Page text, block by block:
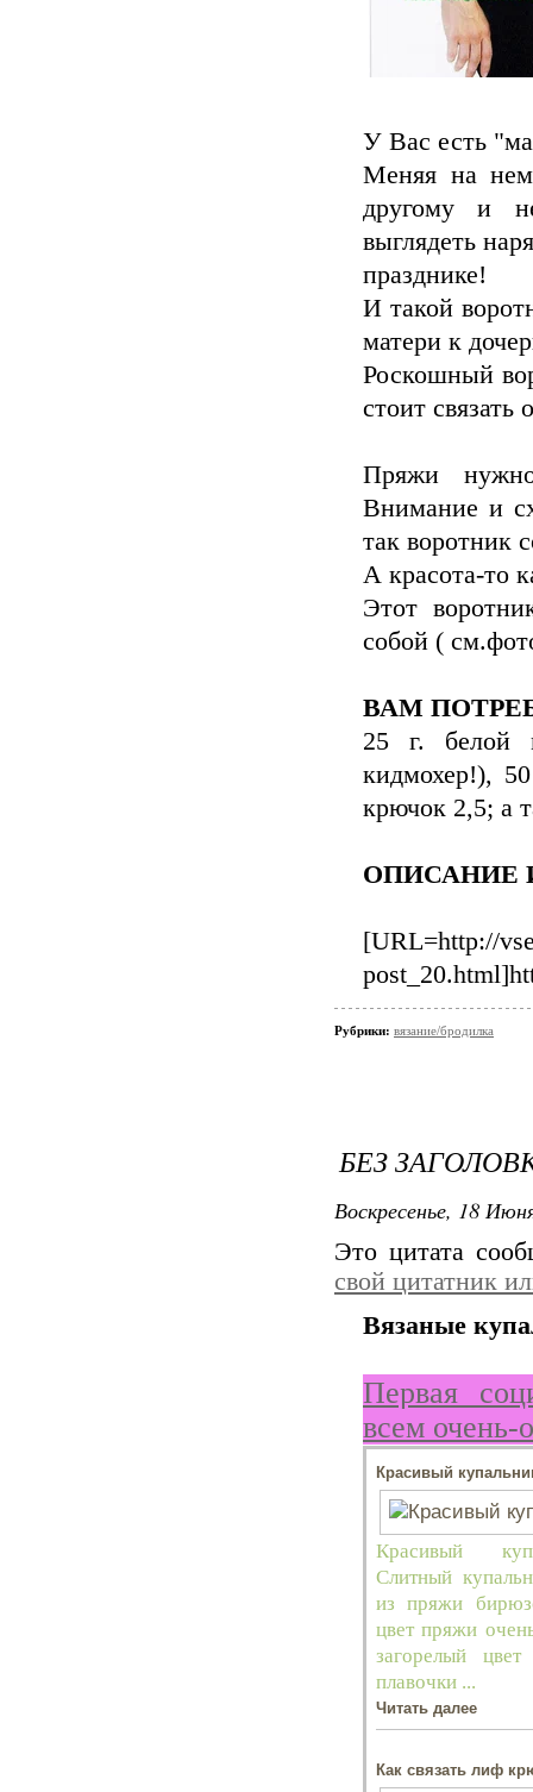
У Вас есть
Меняя на
другому и
выглядеть
празднике!
И такой
матери к
Роскошный
стоит связать
Пряжи
Внимание и
так воротник
А красота-то
Этот
собой (
ВАМ
25 г. белой
кидмохер!),
крючок 2,5; а
ОПИСАНИЕ
[URL=http://
Рубрики: вязание/бродилка
БЕЗ
Воскресенье, 18
Это цитата
свой цитатник
Вязаные
Первая
всем очень-
Красивый
Красивый
Слитный
из пряжи
цвет пряжи
загорелый
плавочки ...
Читать далее
Как связать лиф